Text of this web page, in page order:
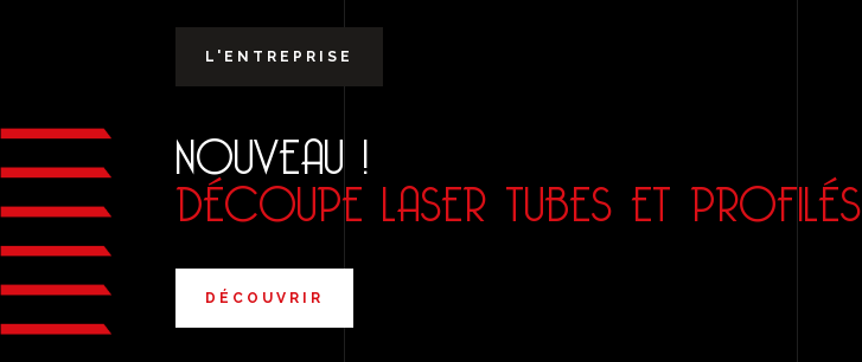
L'ENTREPRISE
NOUVEAU !
DÉCOUPE LASER TUBES ET PROFILÉS
DÉCOUVRIR